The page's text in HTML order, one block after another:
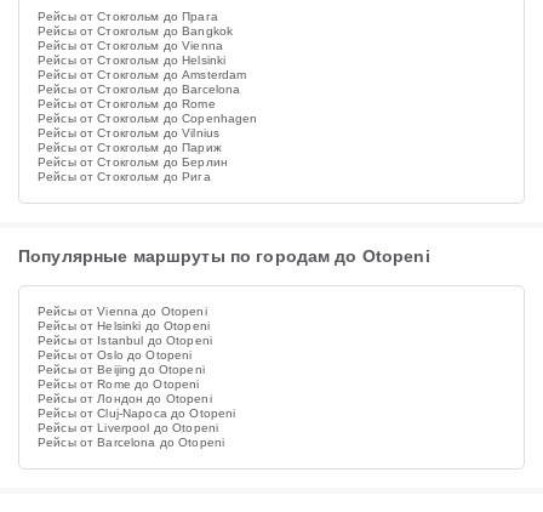
Рейсы от Стокгольм до Прага
Рейсы от Стокгольм до Bangkok
Рейсы от Стокгольм до Vienna
Рейсы от Стокгольм до Helsinki
Рейсы от Стокгольм до Amsterdam
Рейсы от Стокгольм до Barcelona
Рейсы от Стокгольм до Rome
Рейсы от Стокгольм до Copenhagen
Рейсы от Стокгольм до Vilnius
Рейсы от Стокгольм до Париж
Рейсы от Стокгольм до Берлин
Рейсы от Стокгольм до Рига
Популярные маршруты по городам до Otopeni
Рейсы от Vienna до Otopeni
Рейсы от Helsinki до Otopeni
Рейсы от Istanbul до Otopeni
Рейсы от Oslo до Otopeni
Рейсы от Beijing до Otopeni
Рейсы от Rome до Otopeni
Рейсы от Лондон до Otopeni
Рейсы от Cluj-Napoca до Otopeni
Рейсы от Liverpool до Otopeni
Рейсы от Barcelona до Otopeni